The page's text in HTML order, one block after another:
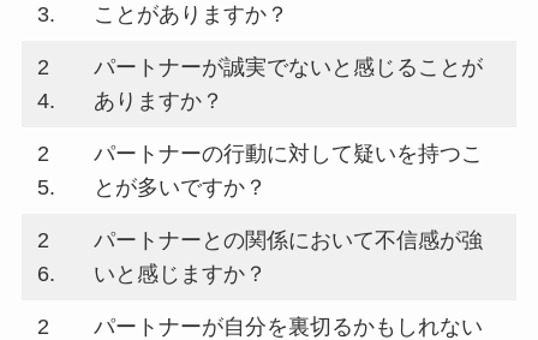
3.
ことがありますか？
2
4.
パートナーが誠実でないと感じることが
ありますか？
2
5.
パートナーの行動に対して疑いを持つこ
とが多いですか？
2
6.
パートナーとの関係において不信感が強
いと感じますか？
2
パートナーが自分を裏切るかもしれない